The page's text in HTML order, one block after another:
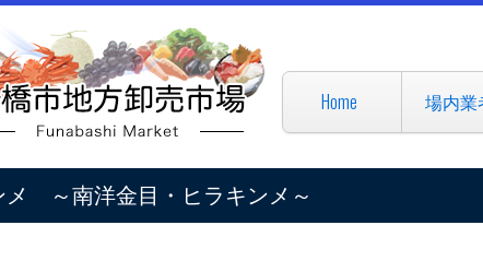
Home 場内業
メ ～南洋金目・ヒラキンメ～